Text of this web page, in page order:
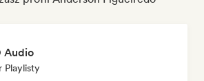
Audio
Playlisty